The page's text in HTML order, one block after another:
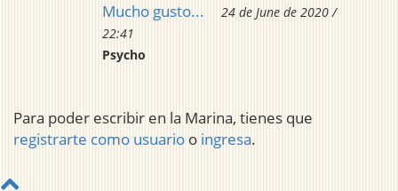
Mucho gusto...
24 de June de 2020 /
22:41
Psycho
Para poder escribir en la Marina, tienes que
registrarte como usuario o ingresa.